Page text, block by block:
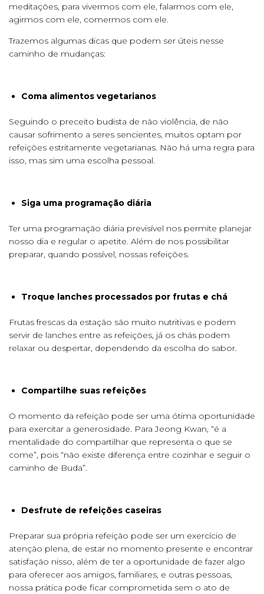
meditações, para vivermos com ele, falarmos com ele,
agirmos com ele, comermos com ele.
Trazemos algumas dicas que podem ser úteis nesse
caminho de mudanças:
Coma alimentos vegetarianos
Seguindo o preceito budista de não violência, de não
causar sofrimento a seres sencientes, muitos optam por
refeições estritamente vegetarianas. Não há uma regra para
isso, mas sim uma escolha pessoal.
Siga uma programação diária
Ter uma programação diária previsível nos permite planejar
nosso dia e regular o apetite. Além de nos possibilitar
preparar, quando possível, nossas refeições.
Troque lanches processados ​​por frutas e chá
Frutas frescas da estação são muito nutritivas e podem
servir de lanches entre as refeições, já os chás podem
relaxar ou despertar, dependendo da escolha do sabor.
Compartilhe suas refeições
O momento da refeição pode ser uma ótima oportunidade
para exercitar a generosidade. Para Jeong Kwan, “é a
mentalidade do compartilhar que representa o que se
come”, pois “não existe diferença entre cozinhar e seguir o
caminho de Buda”.
Desfrute de refeições caseiras
Preparar sua própria refeição pode ser um exercício de
atenção plena, de estar no momento presente e encontrar
satisfação nisso, além de ter a oportunidade de fazer algo
para oferecer aos amigos, familiares, e outras pessoas,
nossa prática pode ficar comprometida sem o ato de